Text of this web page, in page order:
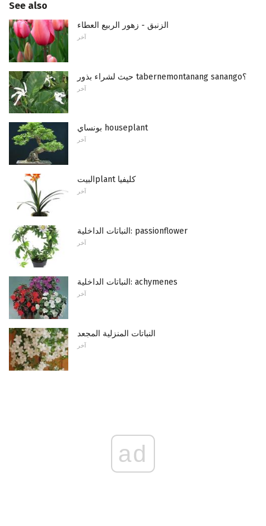
See also
الزنبق - زهور الربيع العطاء
آخر
حيث لشراء بذور tabernemontanang sanango؟
آخر
بونساي houseplant
آخر
البيتplant كليفيا
آخر
النباتات الداخلية: passionflower
آخر
النباتات الداخلية: achymenes
آخر
النباتات المنزلية المجعد
آخر
ad